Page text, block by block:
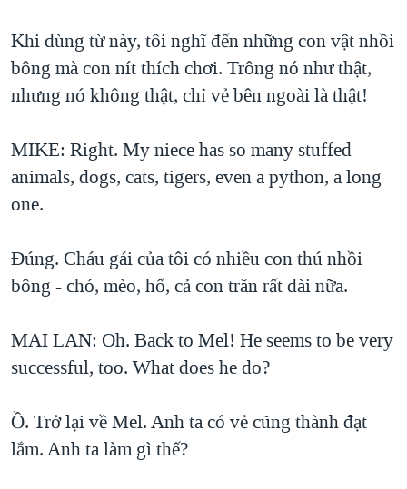
Khi dùng từ này, tôi nghĩ đến những con vật nhồi
bông mà con nít thích chơi. Trông nó như thật,
nhưng nó không thật, chỉ vẻ bên ngoài là thật!
MIKE: Right. My niece has so many stuffed
animals, dogs, cats, tigers, even a python, a long
one.
Đúng. Cháu gái của tôi có nhiều con thú nhồi
bông - chó, mèo, hổ, cả con trăn rất dài nữa.
MAI LAN: Oh. Back to Mel! He seems to be very
successful, too. What does he do?
Ồ. Trở lại về Mel. Anh ta có vẻ cũng thành đạt
lắm. Anh ta làm gì thế?